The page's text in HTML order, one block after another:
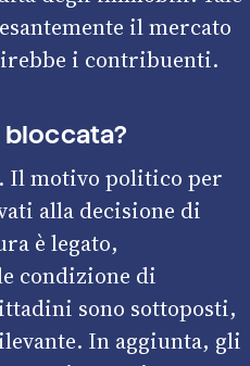
il mercato
i contribuenti.
Il motivo politico per
alla decisione di
è legato,
condizione di
sono sottoposti,
In aggiunta, gli